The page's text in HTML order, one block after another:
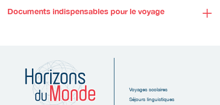
Documents indispensables pour le voyage +
Voyages scolaires
Séjours linguistiques